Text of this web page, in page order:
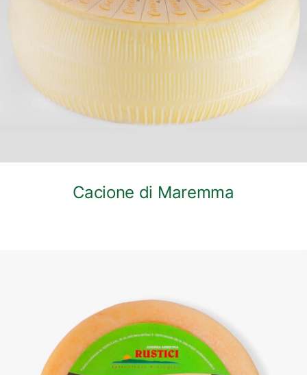
DETTAGLI
Cacione di Maremma